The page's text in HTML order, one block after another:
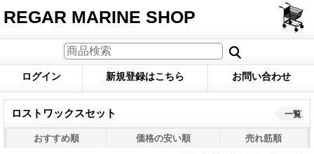
REGAR MARINE SHOP
ログイン 新規登録はこちら お問い合わせ
ロストワックスセット 一覧
おすすめ順 価格の安い順 売れ筋順